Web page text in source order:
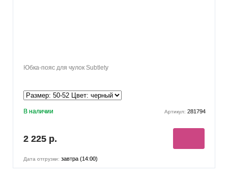
Юбка-пояс для чулок Subtlety
В наличии Артикул: 281794
2 225 р.
Дата отгрузки: завтра (14:00)